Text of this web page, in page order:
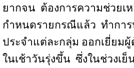
ยากจน ต้องการความช่วยเ
กำหนดรายกรณีแล้ว ทำกา
ประจำแต่ละกลุ่ม ออกเยี่ยม
ในเช้าวันรุ่งขึ้น ซึ่งในช่วงเ